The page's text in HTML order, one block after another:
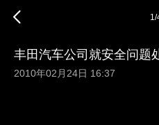
1/
丰田汽车公司就安全问题
2010年02月24日 16:37